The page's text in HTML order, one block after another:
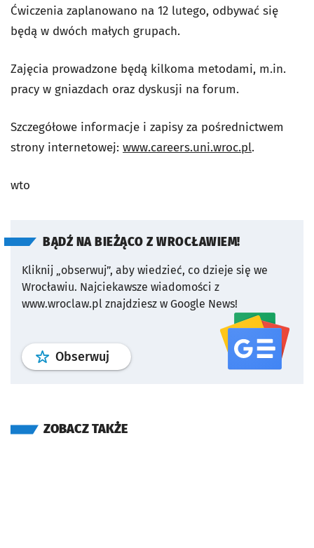
Ćwiczenia zaplanowano na 12 lutego, odbywać się
będą w dwóch małych grupach.
Zajęcia prowadzone będą kilkoma metodami, m.in.
pracy w gniazdach oraz dyskusji na forum.
Szczegółowe informacje i zapisy za pośrednictwem
strony internetowej: www.careers.uni.wroc.pl.
wto
BĄDŹ NA BIEŻĄCO Z WROCŁAWIEM!
Kliknij „obserwuj”, aby wiedzieć, co dzieje się we
Wrocławiu. Najciekawsze wiadomości z
www.wroclaw.pl znajdziesz w Google News!
Obserwuj profil serwisu
ZOBACZ TAKŻE